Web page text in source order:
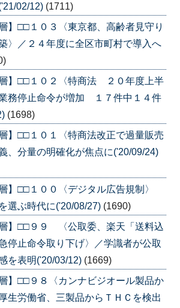
02/12) (1711)
】□□１０３〈東京都、高齢者見守り
〉／２４年度に全区市町村で導入へ
層】□□１０２〈特商法 ２０年度上半
務停止命令が増加 １７件中１４件
(1698)
】□□１０１〈特商法改正で過量販売
、分量の明確化が焦点に('20/09/24)
層】□□１００〈デジタル広告規制〉
選ぶ時代に('20/08/27) (1690)
層】□□９９ 〈公取委、楽天「送料込
停止命令取り下げ〉／学識者が公取
を表明('20/03/12) (1669)
】□□９８〈カンナビジオール製品か
生労働省、三製品からＴＨＣを検出